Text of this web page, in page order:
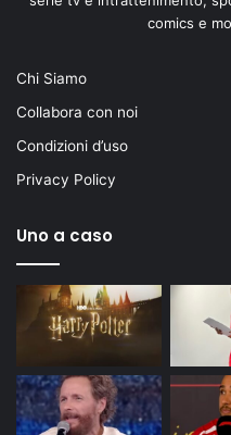
comics e
Chi Siamo
Collabora con noi
Condizioni d’uso
Privacy Policy
Uno a caso